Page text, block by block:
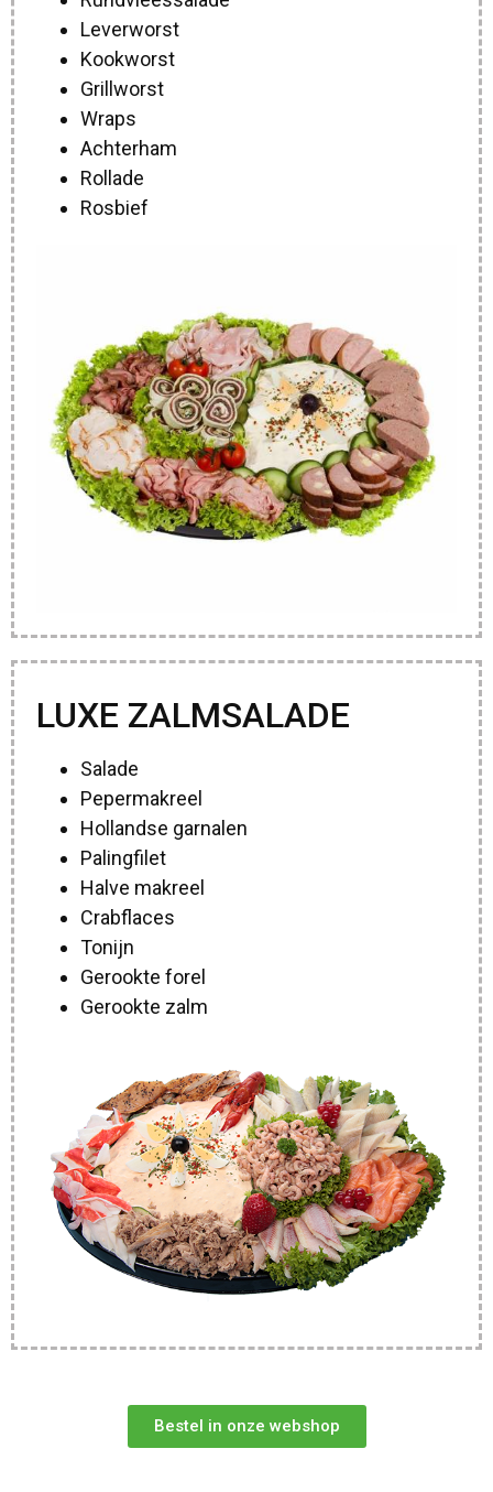
Leverworst
Kookworst
Grillworst
Wraps
Achterham
Rollade
Rosbief
LUXE ZALMSALADE
Salade
Pepermakreel
Hollandse garnalen
Palingfilet
Halve makreel
Crabflaces
Tonijn
Gerookte forel
Gerookte zalm
Bestel in onze webshop